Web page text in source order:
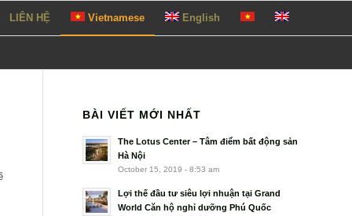
LIÊN HỆ Vietnamese English
BÀI VIẾT MỚI NHẤT
The Lotus Center – Tâm điểm bất động sản
Hà Nội
October 15, 2019 - 8:53 am
Lợi thế đầu tư siêu lợi nhuận tại Grand
World Căn hộ nghỉ dưỡng Phú Quốc